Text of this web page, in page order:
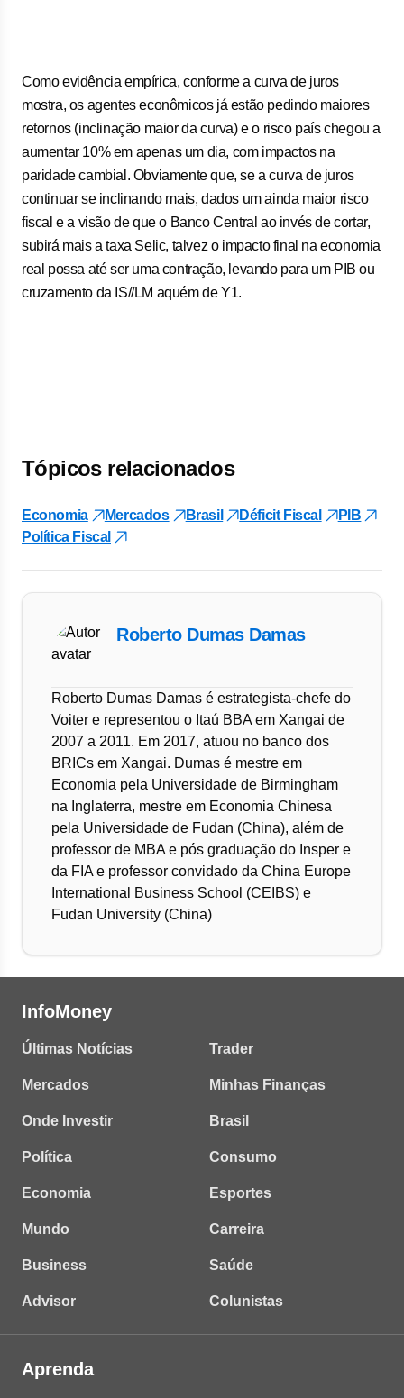
Como evidência empírica, conforme a curva de juros
mostra, os agentes econômicos já estão pedindo maiores
retornos (inclinação maior da curva) e o risco país chegou a
aumentar 10% em apenas um dia, com impactos na
paridade cambial. Obviamente que, se a curva de juros
continuar se inclinando mais, dados um ainda maior risco
fiscal e a visão de que o Banco Central ao invés de cortar,
subirá mais a taxa Selic, talvez o impacto final na economia
real possa até ser uma contração, levando para um PIB ou
cruzamento da IS//LM aquém de Y1.
Tópicos relacionados
Economia Mercados Brasil Déficit Fiscal
PIB
Política Fiscal
Roberto Dumas Damas
Roberto Dumas Damas é estrategista-chefe do
Voiter e representou o Itaú BBA em Xangai de
2007 a 2011. Em 2017, atuou no banco dos
BRICs em Xangai. Dumas é mestre em
Economia pela Universidade de Birmingham
na Inglaterra, mestre em Economia Chinesa
pela Universidade de Fudan (China), além de
professor de MBA e pós graduação do Insper e
da FIA e professor convidado da China Europe
International Business School (CEIBS) e
Fudan University (China)
InfoMoney
Últimas Notícias
Mercados
Onde Investir
Política
Economia
Mundo
Business
Advisor
Trader
Minhas Finanças
Brasil
Consumo
Esportes
Carreira
Saúde
Colunistas
Aprenda